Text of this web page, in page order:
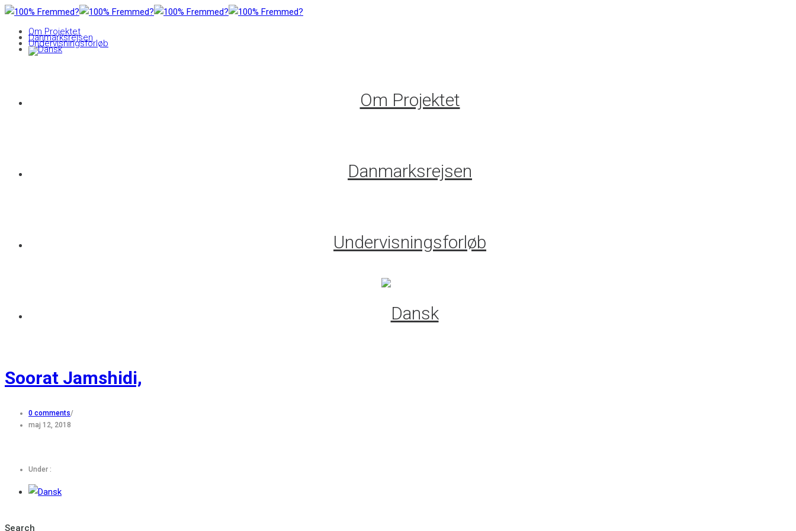
Om Projektet
Danmarksrejsen
Undervisningsforløb
Om Projektet
Danmarksrejsen
Undervisningsforløb
Soorat Jamshidi,
0 comments/
maj 12, 2018
Under :
Search